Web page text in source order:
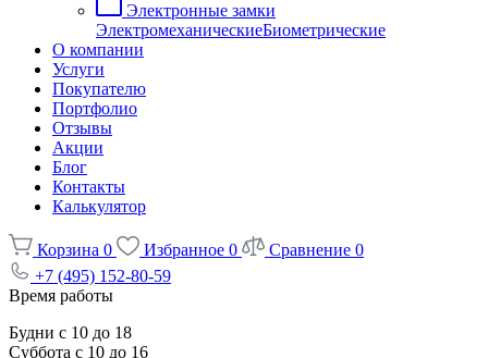
Электронные замки
ЭлектромеханическиеБиометрические
О компании
Услуги
Покупателю
Портфолио
Отзывы
Акции
Блог
Контакты
Калькулятор
Корзина 0 Избранное 0 Сравнение 0
+7 (495) 152-80-59
Время работы
Будни с 10 до 18
Суббота с 10 до 16